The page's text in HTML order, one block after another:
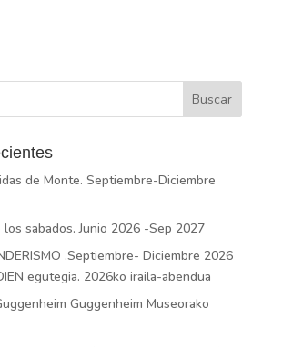
de Monte. Septiembre-Diciembre
los sabados. Junio 2026 -Sep 2027
.Septiembre- Diciembre 2026
egutegia. 2026ko iraila-abendua
Guggenheim Museorako